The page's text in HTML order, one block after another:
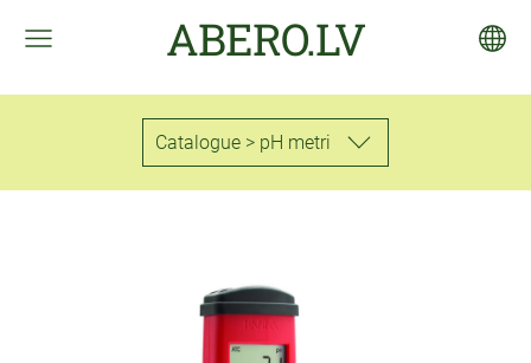
ABERO.LV
Catalogue > pH metri